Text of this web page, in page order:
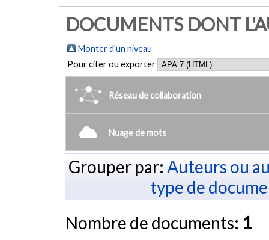
DOCUMENTS DONT
Monter d'un niveau
Pour citer ou exporter
Réseau de collaboration
Nuage de mots
Grouper par: Auteurs ou
type de
Nombre de documents: 1